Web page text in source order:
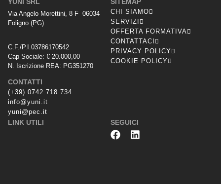
Via Angelo Morettini, 8 F 06034
Foligno (PG)
C.F./P.I.03786170542
Cap Sociale: € 20.000,00
N. Iscrizione REA: PG351270
CONTATTI
(+39) 0742 718 734
info@yuni.it
yuni@pec.it
CHI SIAMO
SERVIZI
OFFERTA FORMATIVA
CONTATTACI
PRIVACY POLICY
COOKIE POLICY
LINK UTILI SEGUICI